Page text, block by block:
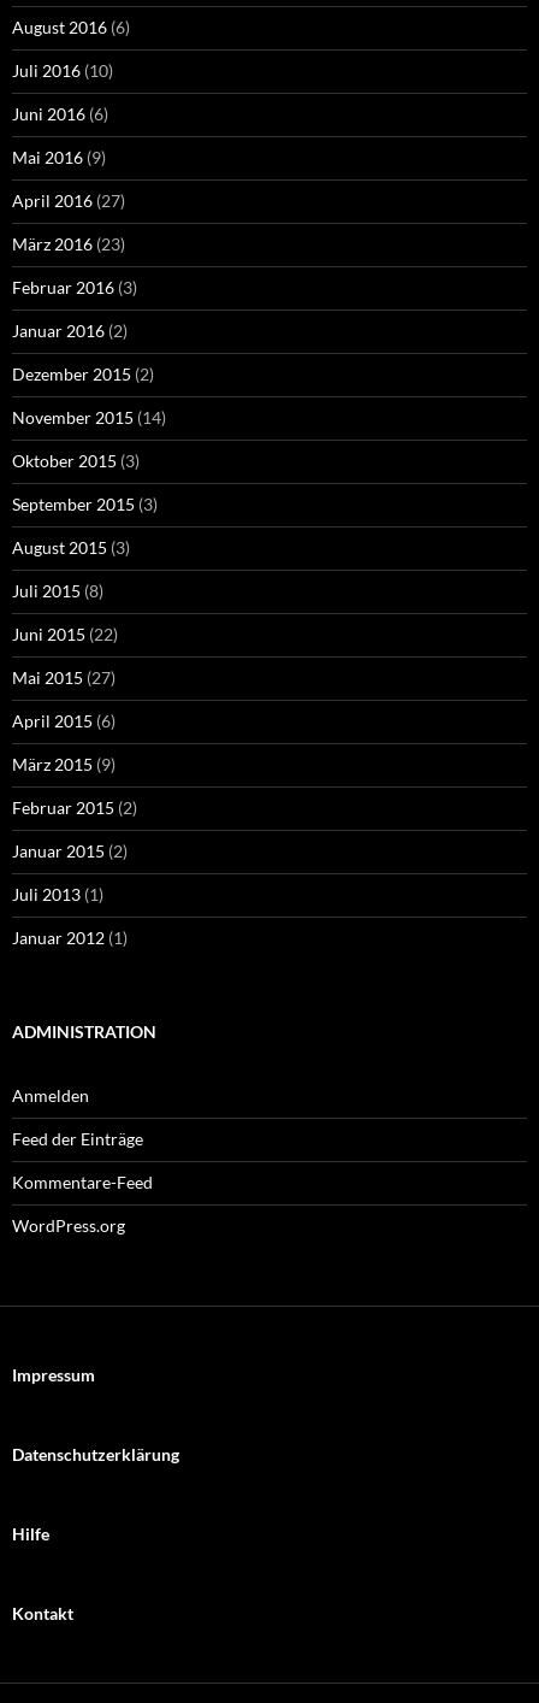
August 2016 (6)
Juli 2016 (10)
Juni 2016 (6)
Mai 2016 (9)
April 2016 (27)
März 2016 (23)
Februar 2016 (3)
Januar 2016 (2)
Dezember 2015 (2)
November 2015 (14)
Oktober 2015 (3)
September 2015 (3)
August 2015 (3)
Juli 2015 (8)
Juni 2015 (22)
Mai 2015 (27)
April 2015 (6)
März 2015 (9)
Februar 2015 (2)
Januar 2015 (2)
Juli 2013 (1)
Januar 2012 (1)
ADMINISTRATION
Anmelden
Feed der Einträge
Kommentare-Feed
WordPress.org
Impressum
Datenschutzerklärung
Hilfe
Kontakt